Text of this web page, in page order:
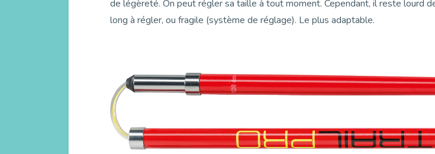
de légèreté. On peut régler sa taille à tout moment. Cependant, il reste lourd
long à régler, ou fragile (système de réglage). Le plus adaptable.